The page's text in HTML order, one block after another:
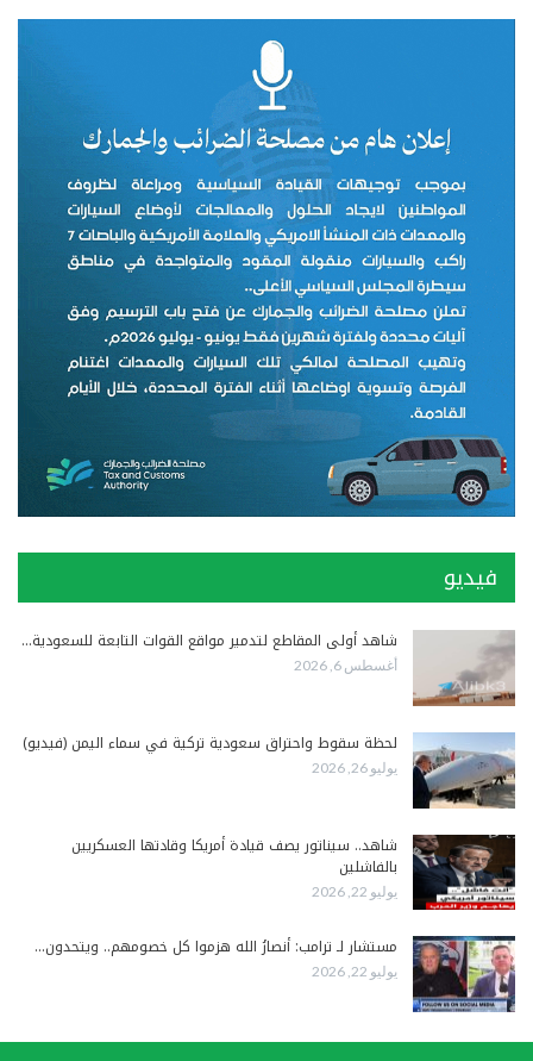
فيديو
شاهد أولى المقاطع لتدمير مواقع القوات التابعة للسعودية…
أغسطس 6, 2026
لحظة سقوط واحتراق سعودية تركية في سماء اليمن (فيديو)
يوليو 26, 2026
شاهد.. سيناتور يصف قيادة أمريكا وقادتها العسكريين
بالفاشلين
يوليو 22, 2026
مستشار لـ ترامب: أنصارُ الله هزموا كل خصومهم.. ويتحدون…
يوليو 22, 2026